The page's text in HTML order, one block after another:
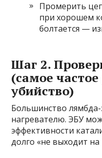
Промерить
при хорошем
болтается —
Шаг 2.
(самое
убийство)
Большинство
нагревателю. ЭБУ
эффективности
долго «не выходит